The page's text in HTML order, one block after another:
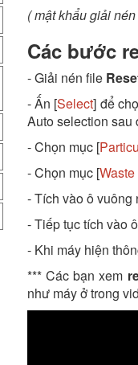
( mật khẩu giải
Các bước
- Giải nén file
- Ấn [Select] để
Auto selection sau
- Chọn mục [
- Chọn mục [
- Tích vào ô vuông
- Tiếp tục tích vào
- Khi máy hiện
*** Các bạn xem
như máy ở trong